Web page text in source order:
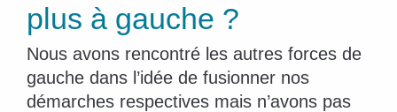
plus à gauche ?
Nous avons rencontré les autres forces de
gauche dans l’idée de fusionner nos
démarches respectives mais n’avons pas